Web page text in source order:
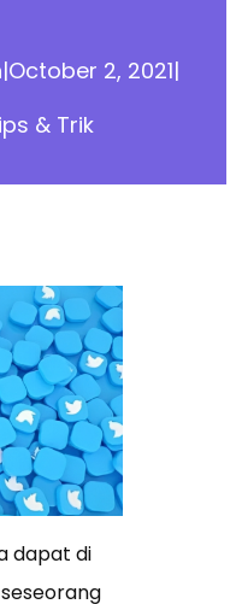
|October 2, 2021|
& Trik
dapat di